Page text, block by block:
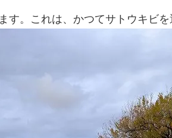
す。これは、かつてサトウキビ